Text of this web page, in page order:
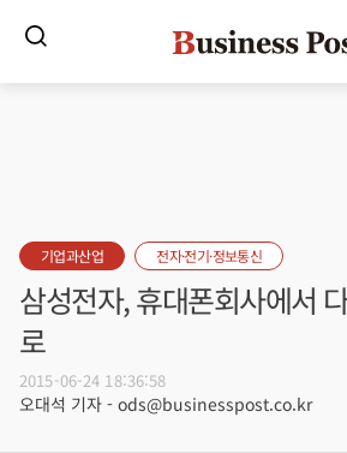
기업과산업 전자·전기·정보통신
삼성전자, 휴대폰회사에서
로
2015-06-24 18:36:58
오대석 기자 - ods@businesspost.co.kr